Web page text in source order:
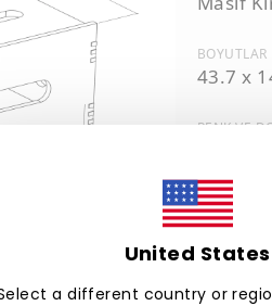
United States
a different country or
BOYUTLAR
43.7 x
RENK VE
Doğal
her
kendine